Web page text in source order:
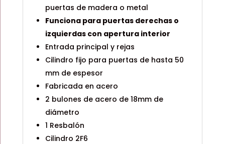
puertas de madera o metal
Funciona para puertas derechas o
izquierdas con apertura interior
Entrada principal y rejas
Cilindro fijo para puertas de hasta 50
mm de espesor
Fabricada en acero
2 bulones de acero de 18mm de
diámetro
1 Resbalón
Cilindro 2F6